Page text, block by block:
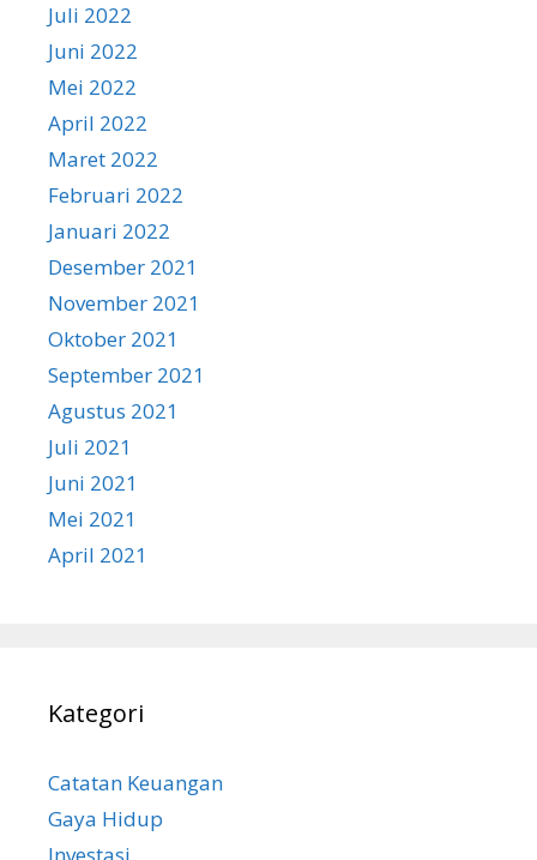
Juli 2022
Juni 2022
Mei 2022
April 2022
Maret 2022
Februari 2022
Januari 2022
Desember 2021
November 2021
Oktober 2021
September 2021
Agustus 2021
Juli 2021
Juni 2021
Mei 2021
April 2021
Kategori
Catatan Keuangan
Gaya Hidup